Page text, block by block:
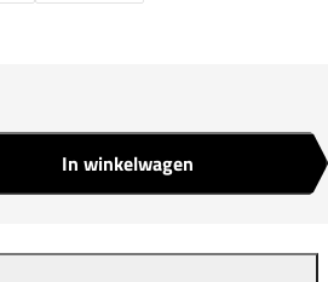
In winkelwagen